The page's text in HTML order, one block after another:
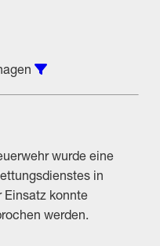
wurde eine
in
Einsatz konnte
werden.